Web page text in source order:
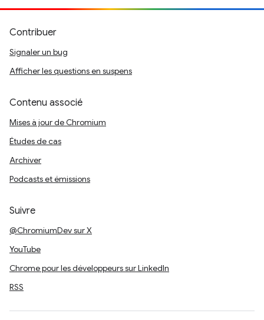
Contribuer
Signaler un bug
Afficher les questions en suspens
Contenu associé
Mises à jour de Chromium
Études de cas
Archiver
Podcasts et émissions
Suivre
@ChromiumDev sur X
YouTube
Chrome pour les développeurs sur LinkedIn
RSS